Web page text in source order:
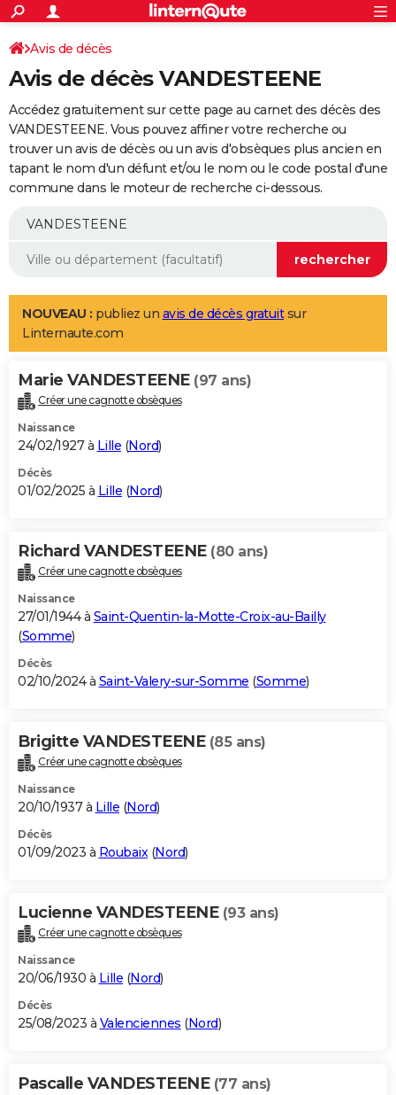
ACTUALITÉS
Politique
Société
Faits Divers
Education
Monde
Villes
+
SPORT
Coupe du monde 2026
Football
Tennis
Cyclisme
Rugby
Forum
Programme TV
TNT
Streaming
Cinéma
Sorties cinéma
Musique
+
FINANCE
Retraite
Epargne
Immobilier
Risques naturels par ville
Assurance
AUTO
Essais
Réserver un essai
Citadines
Berlines
SUV
Forum auto
+
Mobiles
Meilleur smartphone
Internet
Ordinateurs
Jeux vidéo
Guide high-tech
Aménagement intérieur
LIFESTYLE
Art de vivre
Bien-être
Loisirs
Mode
Modes de vie
Alimentation
Guide de la santé
Maladies
Médicaments
Sommeil
VOYAGE
Destinations
City break
Voyage nature
Voyage de noces
Forum
Climat
+PHOTO
GUIDES D'ACHAT
BONS PLANS
Carte de Noël
Carte Bonne année
Carte Saint-Valentin
Carte Pâques
Carte d'anniversaire
DICTIONNAIRE
Dictionnaire
Biographies
Citations
Expressions
Proverbes
PROGRAMME TV
COPAINS D'AVANT
S'inscrire
Se connecter
Lycées
Collèges
Primaires
Universités
Entreprises
Service militaire
Avis de recherche
AVIS DE DÉCÈS
Bricolage
Lifestyle
Culture
Sport
Auto
Television
Voyage
Cinema
Avis de décès
Avis de décès VANDESTEENE
Accédez gratuitement sur cette page au carnet des décès des
VANDESTEENE. Vous pouvez affiner votre recherche ou
trouver un avis de décès ou un avis d'obsèques plus ancien en
tapant le nom d'un défunt et/ou le nom ou le code postal d'une
commune dans le moteur de recherche ci-dessous.
NOUVEAU : publiez un avis de décès gratuitsur
Linternaute.com
Marie VANDESTEENE (97 ans)
Créer une cagnotte obsèques
Naissance
24/02/1927 à Lille (Nord)
Décès
01/02/2025 à Lille (Nord)
Richard VANDESTEENE (80 ans)
Créer une cagnotte obsèques
Naissance
27/01/1944 à Saint-Quentin-la-Motte-Croix-au-Bailly
(Somme)
Décès
02/10/2024 à Saint-Valery-sur-Somme (Somme)
Brigitte VANDESTEENE (85 ans)
Créer une cagnotte obsèques
Naissance
20/10/1937 à Lille (Nord)
Décès
01/09/2023 à Roubaix(Nord)
Lucienne VANDESTEENE (93 ans)
Créer une cagnotte obsèques
Naissance
20/06/1930 à Lille (Nord)
Décès
25/08/2023 à Valenciennes (Nord)
Pascalle VANDESTEENE (77 ans)